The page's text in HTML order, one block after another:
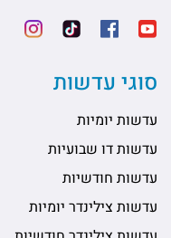
סוגי עדשות
עדשות יומיות
עדשות דו שבועיות
עדשות חודשיות
עדשות צילינדר יומיות